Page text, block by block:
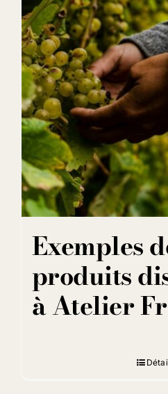
Exemples
produits
à Atelier